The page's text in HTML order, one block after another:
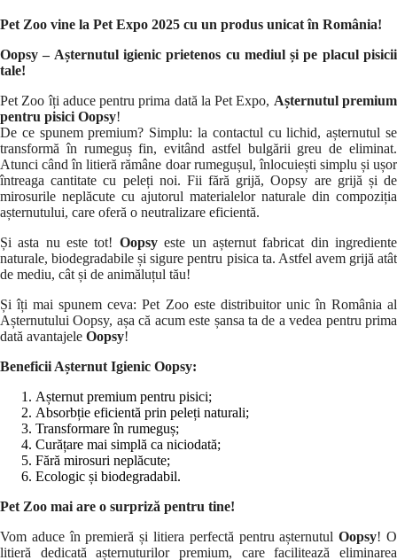
Pet Zoo vine la Pet Expo 2025 cu un produs unicat în România!
Oopsy – Așternutul igienic prietenos cu mediul și pe placul pisicii
tale!
Pet Zoo îți aduce pentru prima dată la Pet Expo, Așternutul premium
pentru pisici Oopsy!
De ce spunem premium? Simplu: la contactul cu lichid, așternutul se
transformă în rumeguș fin, evitând astfel bulgării greu de eliminat.
Atunci când în litieră rămâne doar rumegușul, înlocuiești simplu și ușor
întreaga cantitate cu peleți noi. Fii fără grijă, Oopsy are grijă și de
mirosurile neplăcute cu ajutorul materialelor naturale din compoziția
așternutului, care oferă o neutralizare eficientă.
Și asta nu este tot! Oopsyeste un așternut fabricat din ingrediente
naturale, biodegradabile și sigure pentru pisica ta. Astfel avem grijă atât
de mediu, cât și de animăluțul tău!
Și îți mai spunem ceva: Pet Zoo este distribuitor unic în România al
Așternutului Oopsy, așa că acum este șansa ta de a vedea pentru prima
dată avantajele Oopsy!
Beneficii Așternut Igienic Oopsy:
Așternut premium pentru pisici;
Absorbție eficientă prin peleți naturali;
Transformare în rumeguș;
Curățare mai simplă ca niciodată;
Fără mirosuri neplăcute;
Ecologic și biodegradabil.
Pet Zoo mai are o surpriză pentru tine!
Vom aduce în premieră și litiera perfectă pentru așternutulOopsy! O
litieră dedicată așternuturilor premium, care facilitează eliminarea